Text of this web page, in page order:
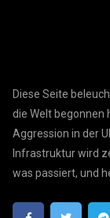
Diese Seite
die Welt begonnen
Aggression in der
Infrastruktur wird
was passiert, und